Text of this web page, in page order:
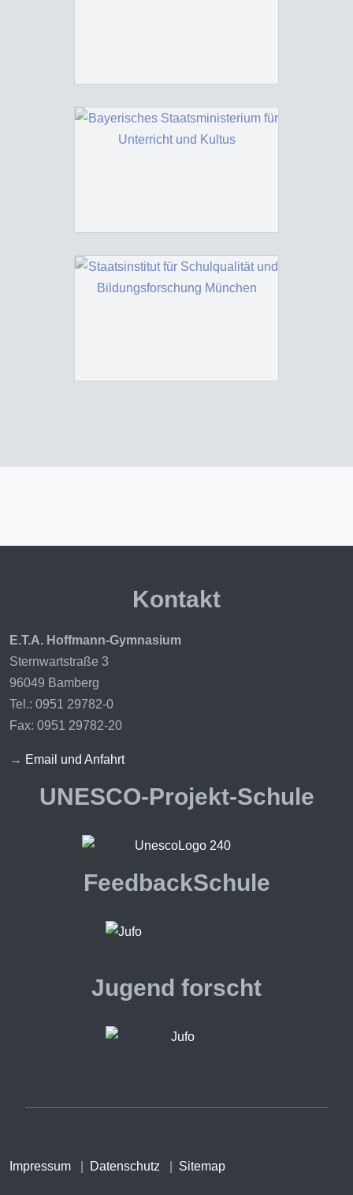
Kontakt
E.T.A. Hoffmann-Gymnasium
Sternwartstraße 3
96049 Bamberg
Tel.: 0951 29782-0
Fax: 0951 29782-20
→ Email und Anfahrt
UNESCO-Projekt-Schule
FeedbackSchule
Jugend forscht
Impressum Datenschutz Sitemap